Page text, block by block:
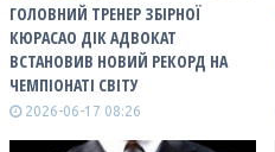
ГОЛОВНИЙ ТРЕНЕР ЗБІРНОЇ
КЮРАСАО ДІК АДВОКАТ
ВСТАНОВИВ НОВИЙ РЕКОРД НА
ЧЕМПІОНАТІ СВІТУ
2026-06-17 08:26